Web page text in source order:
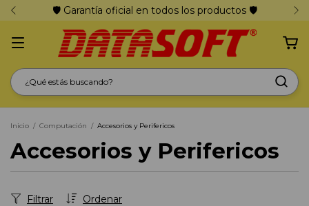
🛡️ Garantía oficial en todos los productos 🛡️
Inicio / Computación / Accesorios y Perifericos
Accesorios y Perifericos
Ordenar
Filtrar